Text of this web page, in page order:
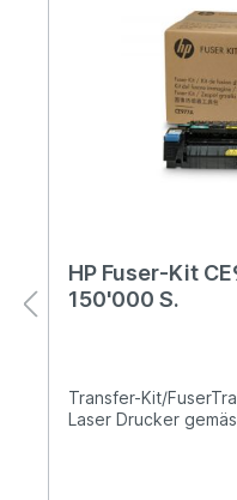
HP Fuser-Kit
150'000 S.
Transfer-Kit/
Laser Drucker